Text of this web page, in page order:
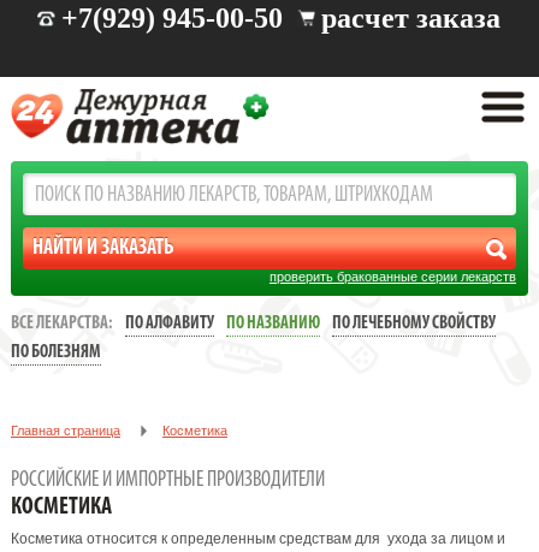
+7(929) 945-00-50 расчет заказа
проверить бракованные серии лекарств
ВСЕ ЛЕКАРСТВА: ПО АЛФАВИТУ ПО НАЗВАНИЮ
ПО ЛЕЧЕБНОМУ СВОЙСТВУ
ПО БОЛЕЗНЯМ
Главная страница Косметика
РОССИЙСКИЕ И ИМПОРТНЫЕ ПРОИЗВОДИТЕЛИ
КОСМЕТИКА
Косметика относится к определенным средствам для ухода за лицом и